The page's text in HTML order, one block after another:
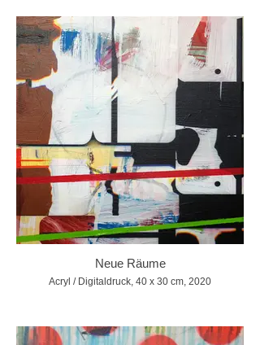
Neue Räume
Acryl / Digitaldruck, 40 x 30 cm, 2020